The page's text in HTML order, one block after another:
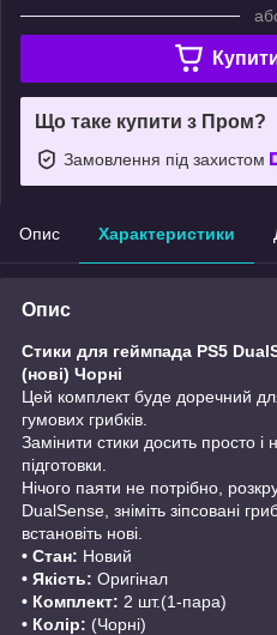
Що таке купити з Пром?
Замовлення під захистом
Опис Характеристики
Опис
Стики для геймпада PS5
(нові) Чорні
Цей комплект буде доречний
гумових грибків.
Замінити стики досить просто і
підготовки.
Нічого паяти не потрібно,
DualSense, зніміть зіпсовані
встановіть нові.
• Стан: Новий
• Якість: Оригінал
• Комплект: 2 шт.(1-пара)
• Колір: (Чорні)